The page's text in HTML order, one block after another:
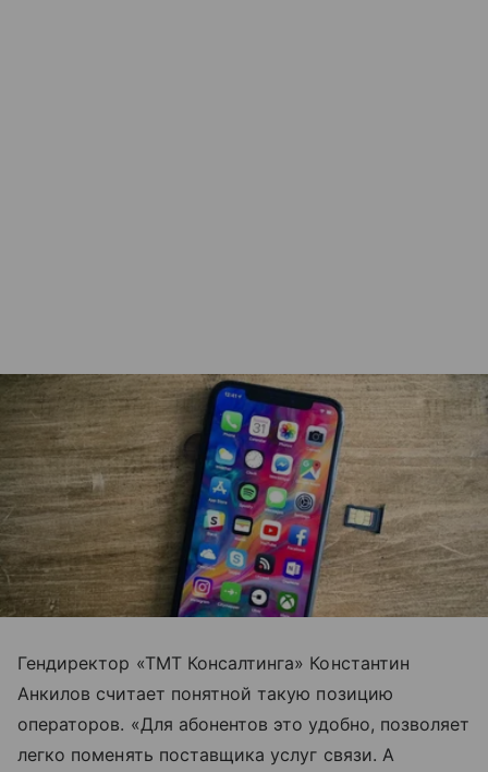
Гендиректор «ТМТ Консалтинга» Константин
Анкилов считает понятной такую позицию
операторов. «Для абонентов это удобно, позволяет
легко поменять поставщика услуг связи. А